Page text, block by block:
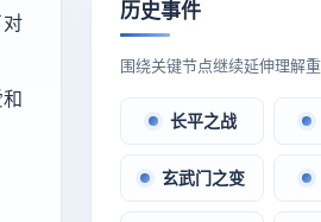
对
历史事件
围绕关键节点继续延伸理解重
长平之战
玄武门之变